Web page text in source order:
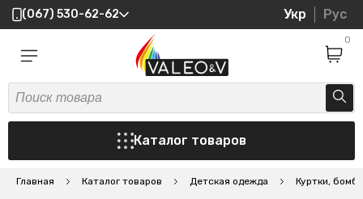
(067) 530-62-62 Укр Рус
0
Каталог товаров
Главная Каталог товаров Детская одежда Куртки,